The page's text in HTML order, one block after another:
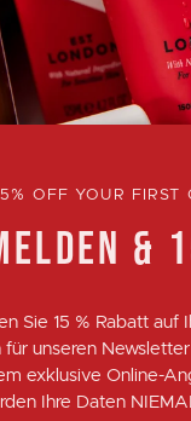
OFF YOUR FIRST
&
Sie 15 % Rabatt auf
für unseren
exklusive Online-
Ihre Daten